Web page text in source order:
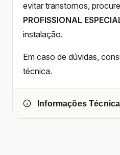
evitar transtornos,
PROFISSIONAL
instalação.
Em caso de dúvidas,
técnica.
Informações